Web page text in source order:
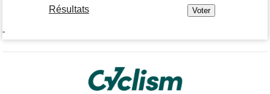
Résultats
-